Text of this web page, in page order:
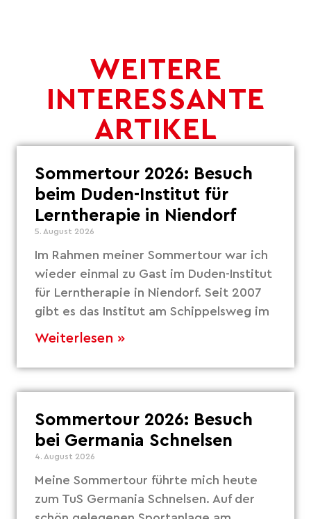
WEITERE
INTERESSANTE
ARTIKEL
Sommertour 2026: Besuch
beim Duden-Institut für
Lerntherapie in Niendorf
5. August 2026
Im Rahmen meiner Sommertour war ich
wieder einmal zu Gast im Duden-Institut
für Lerntherapie in Niendorf. Seit 2007
gibt es das Institut am Schippelsweg im
Weiterlesen »
Sommertour 2026: Besuch
bei Germania Schnelsen
4. August 2026
Meine Sommertour führte mich heute
zum TuS Germania Schnelsen. Auf der